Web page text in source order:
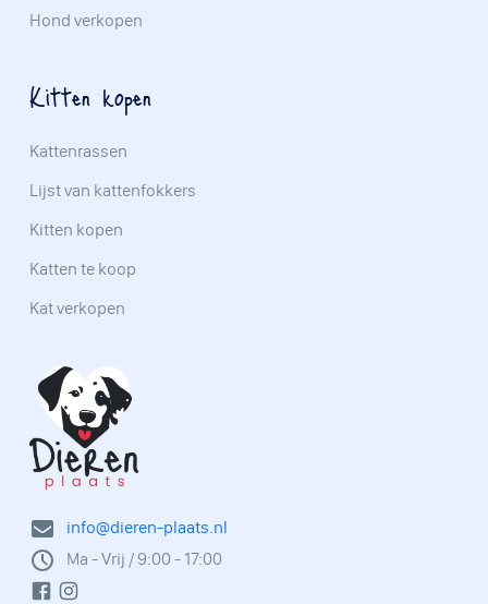
info@dieren-plaats.nl
Ma - Vrij / 9:00 - 17:00
Hond verkopen
Kitten kopen
Kattenrassen
Lijst van kattenfokkers
Kitten kopen
Katten te koop
Kat verkopen